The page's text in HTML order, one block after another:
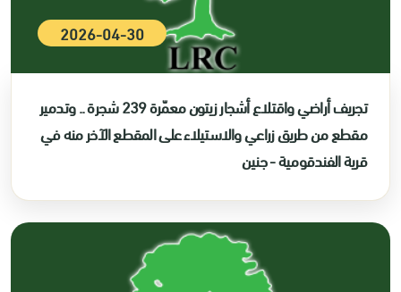
2026-04-30
تجريف أراضي واقتلاع أشجار زيتون معمّرة 239 شجرة .. وتدمير
مقطع من طريق زراعي والاستيلاء على المقطع الآخر منه في
قرية الفندقومية - جنين